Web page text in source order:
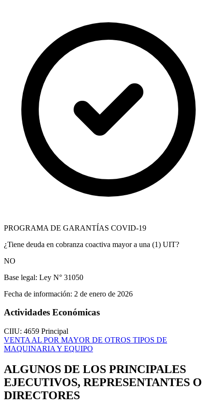
PROGRAMA DE GARANTÍAS COVID-19
¿Tiene deuda en cobranza coactiva mayor a una (1) UIT?
NO
Base legal: Ley N° 31050
Fecha de información: 2 de enero de 2026
Actividades Económicas
CIIU: 4659 Principal
VENTA AL POR MAYOR DE OTROS TIPOS DE
MAQUINARIA Y EQUIPO
ALGUNOS DE LOS PRINCIPALES
EJECUTIVOS, REPRESENTANTES O
DIRECTORES